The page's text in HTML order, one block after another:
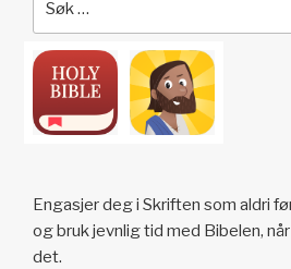
Engasjer deg i Skriften som aldri
og bruk jevnlig tid med Bibelen,
det.